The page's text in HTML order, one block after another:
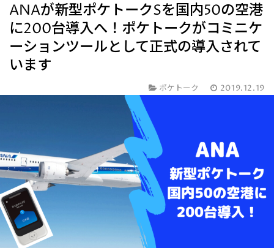
ANAが新型ポケトークSを国内50の空港
に200台導入へ！ポケトークがコミニケ
ーションツールとして正式の導入されて
います
ポケトーク 2019.12.19